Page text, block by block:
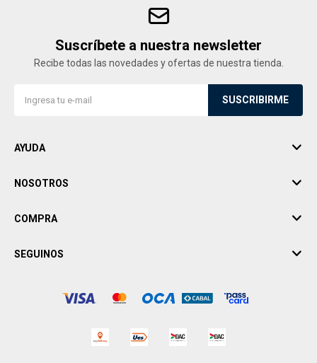
Suscríbete a nuestra newsletter
Recibe todas las novedades y ofertas de nuestra tienda.
SUSCRIBIRME
AYUDA
NOSOTROS
COMPRA
SEGUINOS